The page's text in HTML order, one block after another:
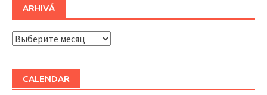
ARHIVĂ
ARHIVĂ
CALENDAR